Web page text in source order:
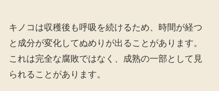
キノコは収穫後も呼吸を続けるため、時間が経つ
と成分が変化してぬめりが出ることがあります。
これは完全な腐敗ではなく、成熟の一部として見
られることがあります。